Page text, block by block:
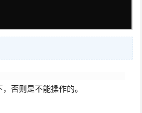
否则是不能操作的。